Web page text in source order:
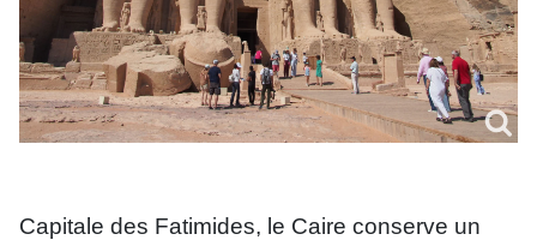
Capitale des Fatimides, le Caire conserve un